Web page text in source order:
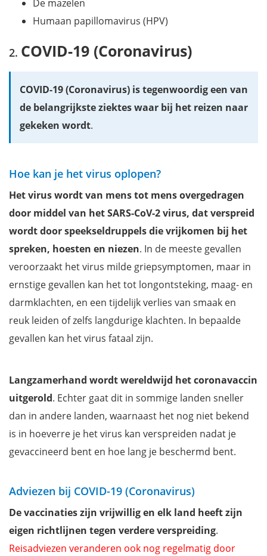
De mazelen
Humaan papillomavirus (HPV)
COVID-19 (Coronavirus)
COVID-19 (Coronavirus) is tegenwoordig een van
de belangrijkste ziektes waar bij het reizen naar
gekeken wordt.
Hoe kan je het virus oplopen?
Het virus wordt van mens tot mens overgedragen
door middel van het SARS-CoV-2 virus, dat verspreid
wordt door speekseldruppels die vrijkomen bij het
spreken, hoesten en niezen. In de meeste gevallen
veroorzaakt het virus milde griepsymptomen, maar in
ernstige gevallen kan het tot longontsteking, maag- en
darmklachten, en een tijdelijk verlies van smaak en
reuk leiden of zelfs langdurige klachten. In bepaalde
gevallen kan het virus fataal zijn.
Langzamerhand wordt wereldwijd het coronavaccin
uitgerold. Echter gaat dit in sommige landen sneller
dan in andere landen, waarnaast het nog niet bekend
is in hoeverre je het virus kan verspreiden nadat je
gevaccineerd bent en hoe lang je beschermd bent.
Adviezen bij COVID-19 (Coronavirus)
De vaccinaties zijn vrijwillig en elk land heeft zijn
eigen richtlijnen tegen verdere verspreiding.
Reisadviezen veranderen ook nog regelmatig door